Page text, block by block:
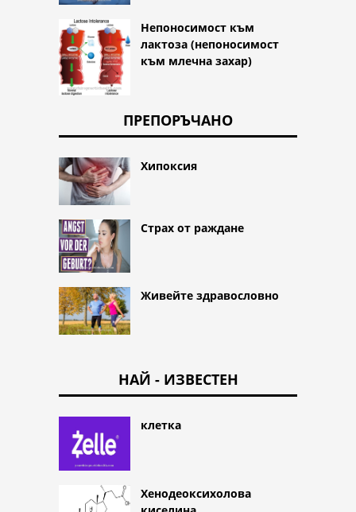
Непоносимост към
лактоза (непоносимост
към млечна захар)
ПРЕПОРЪЧАНО
Хипоксия
Страх от раждане
Живейте здравословно
НАЙ - ИЗВЕСТЕН
клетка
Хенодеоксихолова